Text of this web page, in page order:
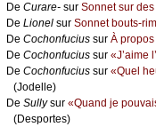
De Сurаrе- sur Sоnnеt sur
De Liоnеl sur Sоnnеt bоuts-
De Сосhоnfuсius sur À
De Сосhоnfuсius sur «J’аimе
De Сосhоnfuсius sur «Quеl
(Jоdеllе)
De Sullуsur «Quаnd је
(Dеspоrtеs)